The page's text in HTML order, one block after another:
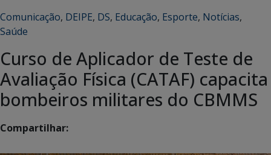
Comunicação, DEIPE, DS, Educação, Esporte, Notícias,
Saúde
Curso de Aplicador de Teste de
Avaliação Física (CATAF) capacita
bombeiros militares do CBMMS
Compartilhar: